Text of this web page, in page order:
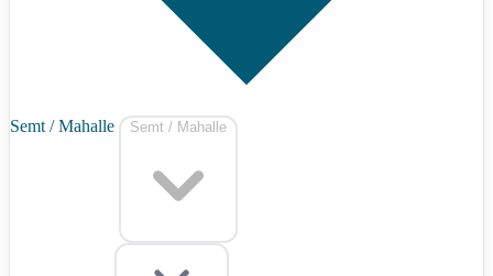
Semt / Mahalle Semt / Mahalle